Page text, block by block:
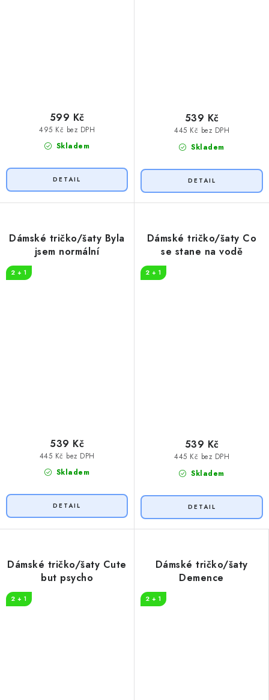
Skladem
495 Kč bez DPH
599 Kč
Skladem
445 Kč bez DPH
539 Kč
Dámské tričko/šaty Byla
jsem normální
2 + 1
Skladem
445 Kč bez DPH
539 Kč
Dámské tričko/šaty Co
se stane na vodě
2 + 1
Skladem
445 Kč bez DPH
539 Kč
Dámské tričko/šaty Cute
but psycho
2 + 1
Dámské tričko/šaty
Demence
2 + 1